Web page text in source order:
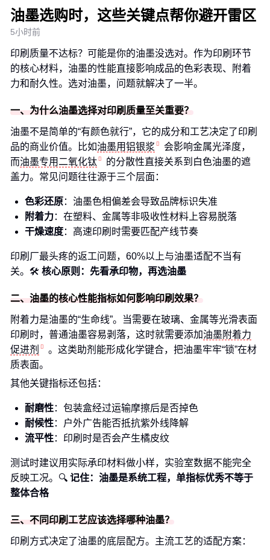
油墨选购时，这些关键点帮你避开雷区
5小时前
印刷质量不达标？可能是你的油墨没选对。作为印刷环节
的核心材料，油墨的性能直接影响成品的色彩表现、附着
力和耐久性。选对油墨，问题就解决了一半。
一、为什么油墨选择对印刷质量至关重要？
油墨不是简单的“有颜色就行”，它的成分和工艺决定了印刷
品的商业价值。比如油墨用铝银浆
会影响金属光泽度，
而油墨专用二氧化钛
的分散性直接关系到白色油墨的遮
盖力。常见问题往往源于三个层面：
色彩还原 ：油墨色相偏差会导致品牌标识失准
附着力：在塑料、金属等非吸收性材料上容易脱落
干燥速度：高速印刷时需要匹配产线节奏
印刷厂最头疼的返工问题，60%以上与油墨适配不当有
关。🛠️ 核心原则：先看承印物，再选油墨
二、油墨的核心性能指标如何影响印刷效果？
附着力是油墨的“生命线”。当需要在玻璃、金属等光滑表面
印刷时，普通油墨容易剥落，这时就需要添加油墨附着力
促进剂
。这类助剂能形成化学键合，把油墨牢牢“锁”在材
质表面。
其他关键指标还包括：
耐磨性：包装盒经过运输摩擦后是否掉色
耐候性：户外广告能否抵抗紫外线降解
流平性：印刷时是否会产生橘皮纹
测试时建议用实际承印材料做小样，实验室数据不能完全
反映工况。🔍 记住：油墨是系统工程，单指标优秀不等于
整体合格
三、不同印刷工艺应该选择哪种油墨？
印刷方式决定了油墨的底层配方。主流工艺的适配方案：